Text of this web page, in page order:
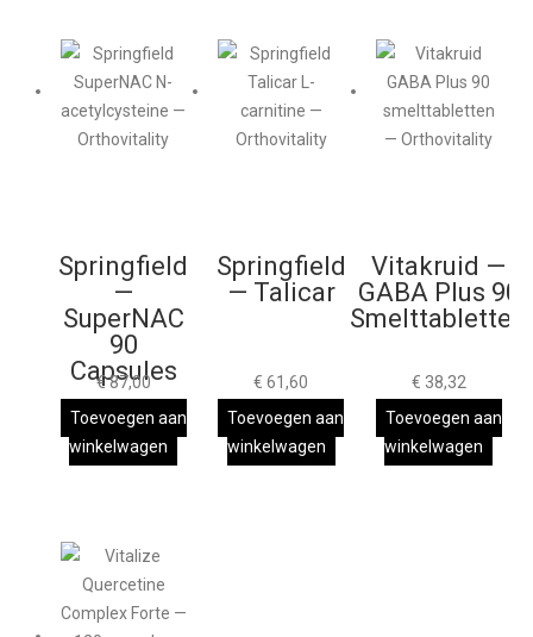
Springfield
—
SuperNAC
90
Capsules
€87,00
Toevoegen aan
winkelwagen
Springfield
— Talicar
€ 61,60
Toevoegen aan
winkelwagen
Vitakruid —
GABA Plus 90
Smelttabletten
€ 38,32
Toevoegen aan
winkelwagen